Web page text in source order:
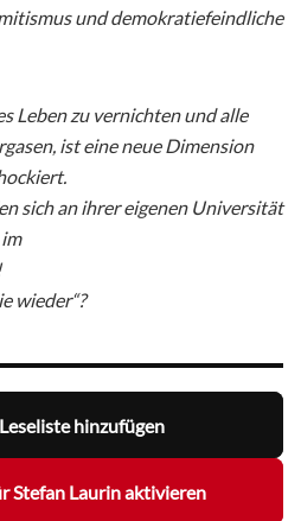
und demokratiefeindliche
Leben zu vernichten und alle
ist eine neue Dimension
sich an ihrer eigenen Universität
wieder“?
hinzufügen
Stefan Laurin aktivieren